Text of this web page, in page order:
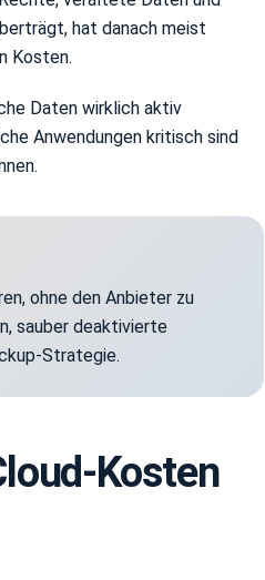
hat danach meist
Kosten.
Daten wirklich aktiv
Anwendungen kritisch sind
ohne den Anbieter zu
sauber deaktivierte
Strategie.
Kosten